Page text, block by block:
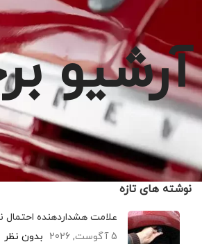
آرشیو
نوشته های تازه
علامت هشداردهنده
5 آگوست, 2026
بدون نظر